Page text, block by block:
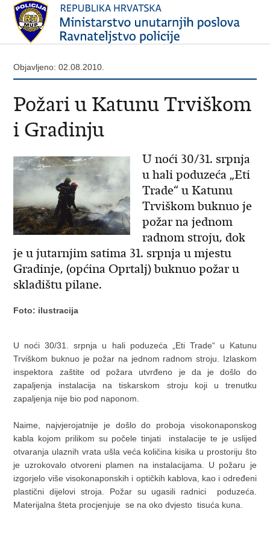
Objavljeno: 02.08.2010.
Požari u Katunu Trviškom
i Gradinju
U noći 30/31. srpnja
u hali poduzeća „Eti
Trade“ u Katunu
Trviškom buknuo je
požar na jednom
radnom stroju, dok
je u jutarnjim satima 31. srpnja u mjestu
Gradinje, (općina Oprtalj) buknuo požar u
skladištu pilane.
Foto: ilustracija
U noći 30/31. srpnja u hali poduzeća „Eti Trade“ u Katunu
Trviškom buknuo je požar na jednom radnom stroju. Izlaskom
inspektora zaštite od požara utvrđeno je da je došlo do
zapaljenja instalacija na tiskarskom stroju koji u trenutku
zapaljenja nije bio pod naponom.
Naime, najvjerojatnije je došlo do proboja visokonaponskog
kabla kojom prilikom su počele tinjati instalacije te je uslijed
otvaranja ulaznih vrata ušla veća količina kisika u prostoriju što
je uzrokovalo otvoreni plamen na instalacijama. U požaru je
izgorjelo više visokonaponskih i optičkih kablova, kao i određeni
plastični dijelovi stroja. Požar su ugasili radnici poduzeća.
Materijalna šteta procjenjuje se na oko dvjesto tisuća kuna.